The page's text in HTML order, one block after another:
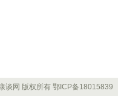
谈网 版权所有 鄂ICP备18015839